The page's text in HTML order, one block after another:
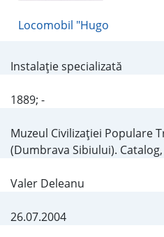
Locomobil "Hugo
Instalaţie specializată
1889; -
Muzeul Civilizaţiei Populare
(Dumbrava Sibiului).
Valer Deleanu
26.07.2004